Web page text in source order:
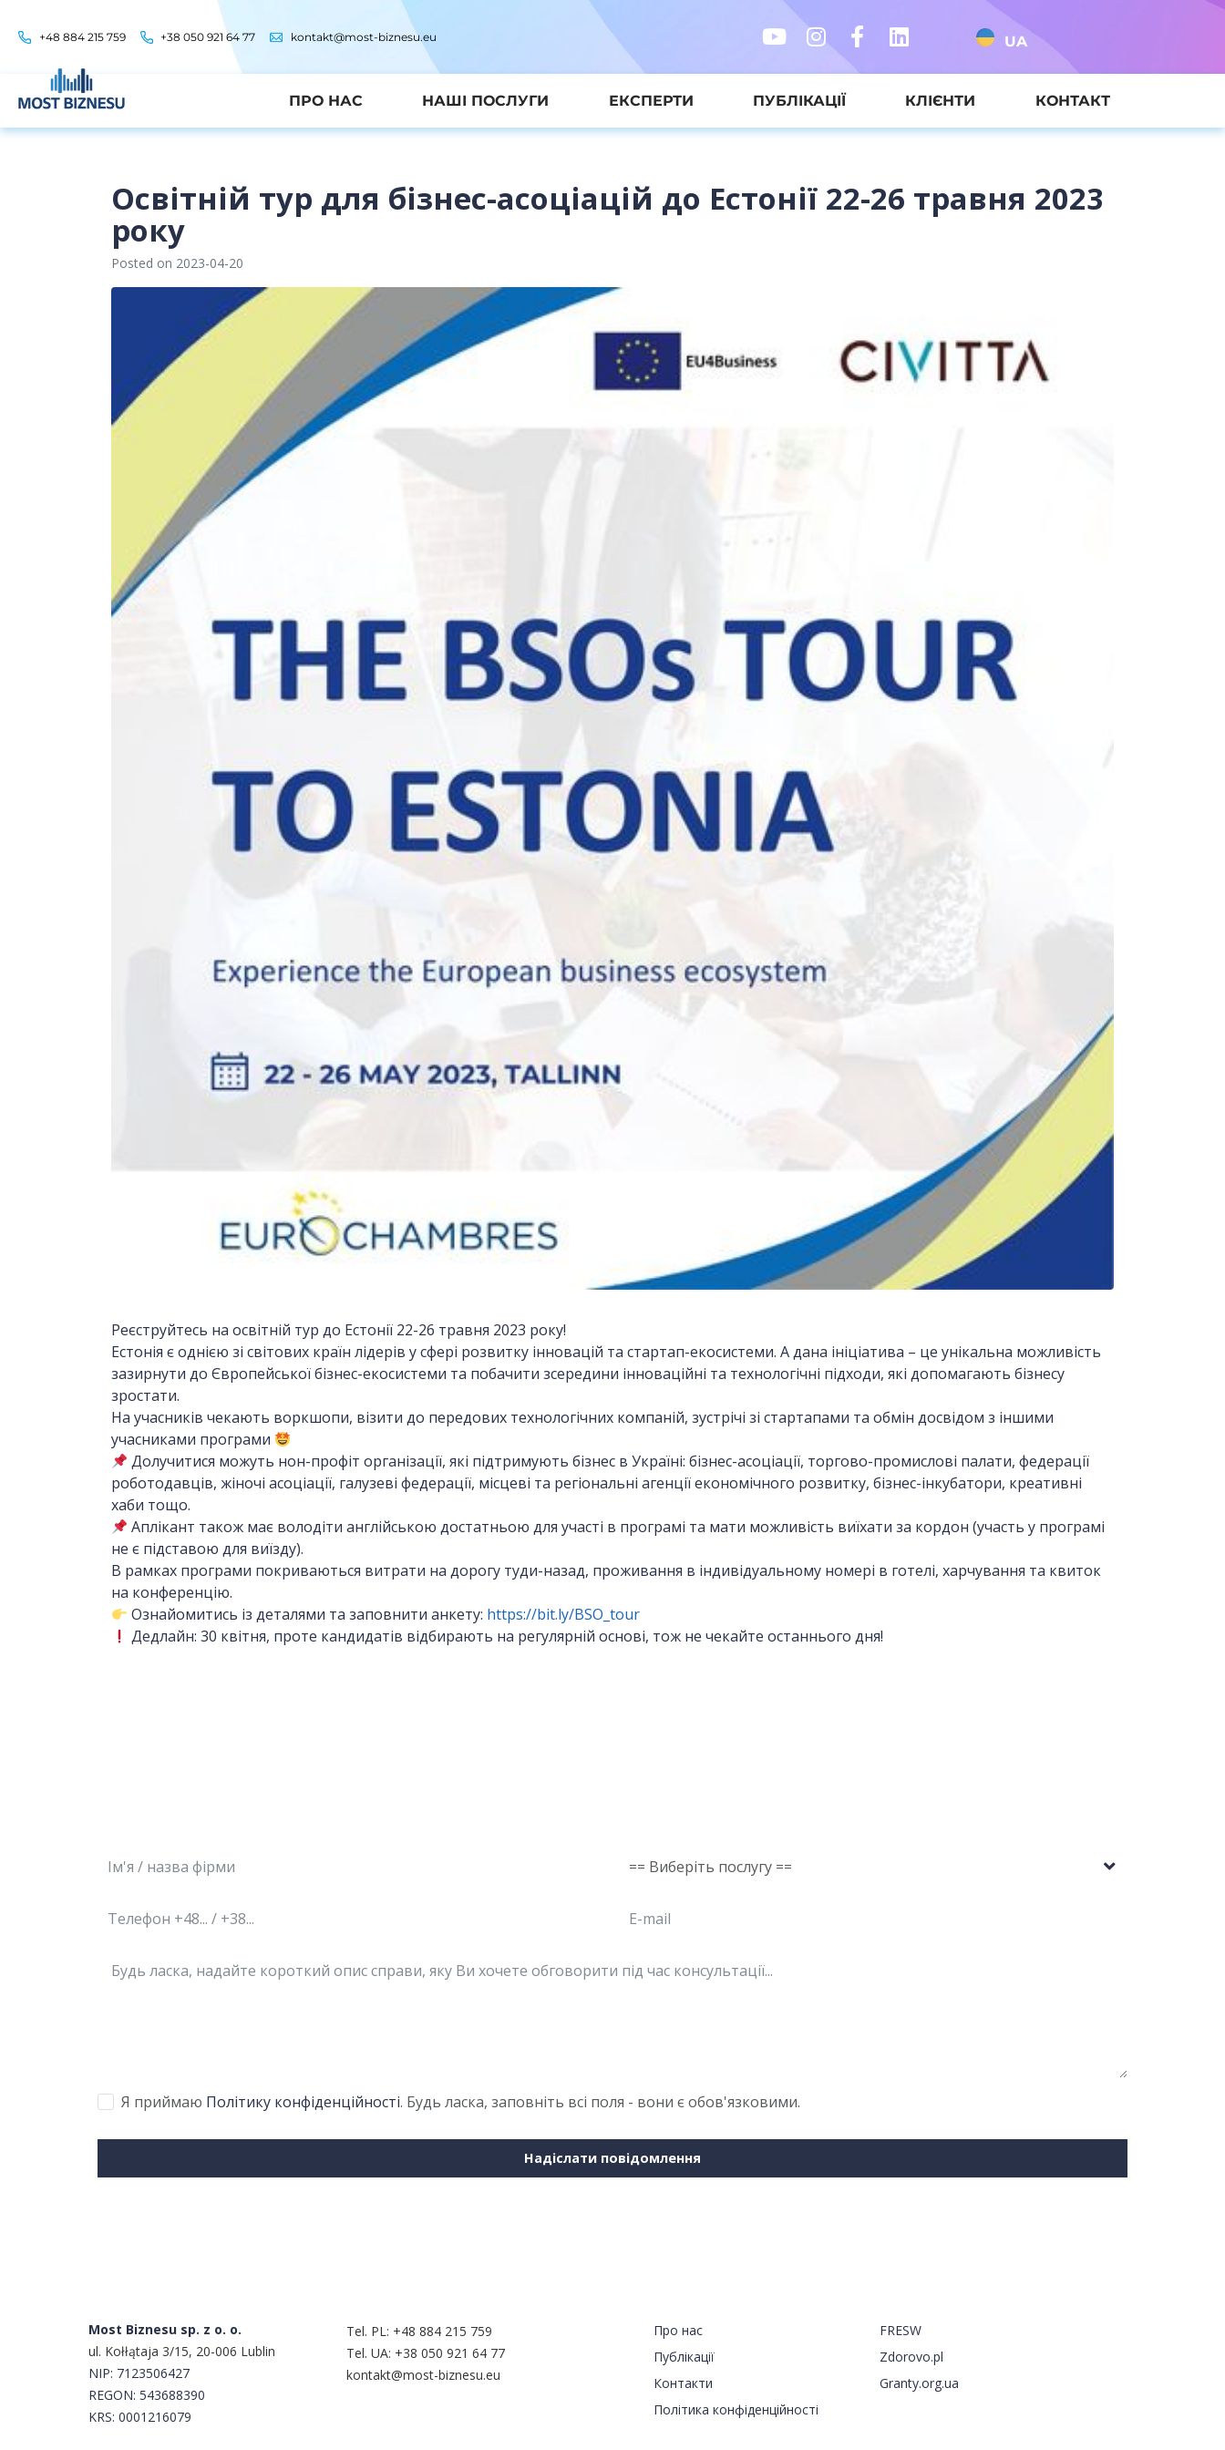
+48 884 215 759 +38 050 921 64 77 kontakt@most-biznesu.eu UA
ПРО НАС НАШІ ПОСЛУГИ ЕКСПЕРТИ ПУБЛІКАЦІЇ КЛІЄНТИ КОНТАКТ
Освітній тур для бізнес-асоціацій до Естонії 22-26 травня 2023
року
Posted on 2023-04-20
Реєструйтесь на освітній тур до Естонії 22-26 травня 2023 року!
Естонія є однією зі світових країн лідерів у сфері розвитку інновацій та стартап-екосистеми. А дана ініціатива – це унікальна можливість
зазирнути до Європейської бізнес-екосистеми та побачити зсередини інноваційні та технологічні підходи, які допомагають бізнесу
зростати.
На учасників чекають воркшопи, візити до передових технологічних компаній, зустрічі зі стартапами та обмін досвідом з іншими
учасниками програми
Долучитися можуть нон-профіт організації, які підтримують бізнес в Україні: бізнес-асоціації, торгово-промислові палати, федерації
роботодавців, жіночі асоціації, галузеві федерації, місцеві та регіональні агенції економічного розвитку, бізнес-інкубатори, креативні
хаби тощо.
Аплікант також має володіти англійською достатньою для участі в програмі та мати можливість виїхати за кордон (участь у програмі
не є підставою для виїзду).
В рамках програми покриваються витрати на дорогу туди-назад, проживання в індивідуальному номері в готелі, харчування та квиток
на конференцію.
Ознайомитись із деталями та заповнити анкету: https://bit.ly/BSO_tour
Дедлайн: 30 квітня, проте кандидатів відбирають на регулярній основі, тож не чекайте останнього дня!
Я приймаю Політику конфіденційності. Будь ласка, заповніть всі поля - вони є обов'язковими.
Надіслати повідомлення
Most Biznesu sp. z o. o.
ul. Kołłątaja 3/15, 20-006 Lublin
NIP: 7123506427
REGON: 543688390
KRS: 0001216079
Tel. PL: +48 884 215 759
Tel. UA: +38 050 921 64 77
kontakt@most-biznesu.eu
Про нас
Публікації
Контакти
Політика конфіденційності
FRESW
Zdorovo.pl
Granty.org.ua